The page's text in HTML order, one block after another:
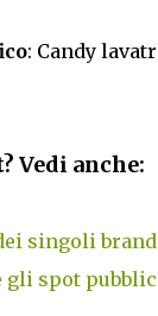
: Candy
Vedi anche:
singoli brand
gli spot